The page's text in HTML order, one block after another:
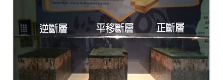
形
成